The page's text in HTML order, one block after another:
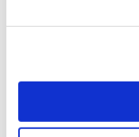
Cerca nel sito